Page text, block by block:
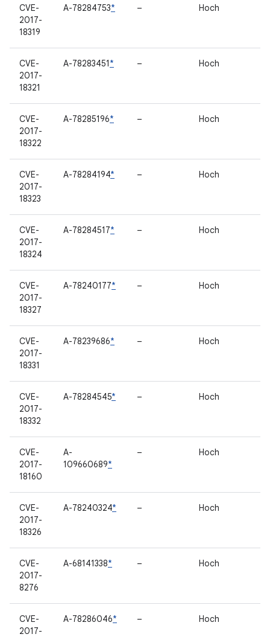
CVE-
2017-
18319
A-78284753* – Hoch
CVE-
2017-
18321
A-78283451* – Hoch
CVE-
2017-
18322
A-78285196* – Hoch
CVE-
2017-
18323
A-78284194* – Hoch
CVE-
2017-
18324
A-78284517* – Hoch
CVE-
2017-
18327
A-78240177* – Hoch
CVE-
2017-
18331
A-78239686* – Hoch
CVE-
2017-
18332
A-78284545* – Hoch
CVE-
2017-
18160
A-
109660689*
– Hoch
CVE-
2017-
18326
A-78240324* – Hoch
CVE-
2017-
8276
A-68141338* – Hoch
CVE-
2017-
A-78286046* – Hoch